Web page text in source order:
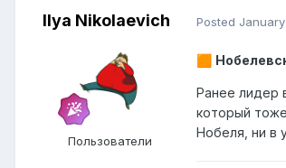
Ilya Nikolaevich
Пользователи
Posted January
🟧
Ранее лидер
который
Нобеля, ни в